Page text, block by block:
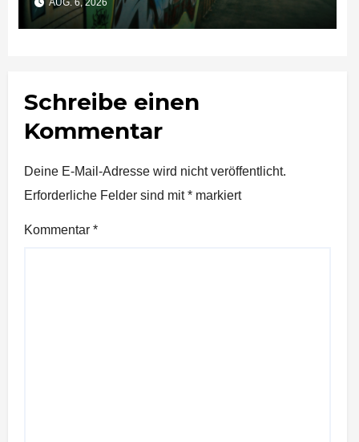
Schreibe einen
Kommentar
Deine E-Mail-Adresse wird nicht veröffentlicht.
Erforderliche Felder sind mit* markiert
Kommentar *